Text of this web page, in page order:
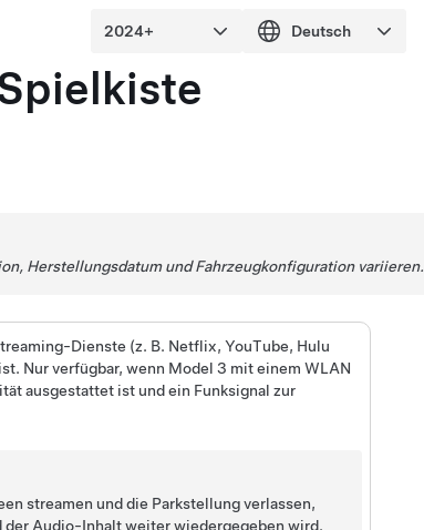
Herstellungsdatum und Fahrzeugkonfiguration variieren.
Dienste (z. B. Netflix, YouTube, Hulu
Nur verfügbar, wenn Model 3 mit einem WLAN
ausgestattet ist und ein Funksignal zur
streamen und die Parkstellung verlassen,
der Audio-Inhalt weiter wiedergegeben wird.